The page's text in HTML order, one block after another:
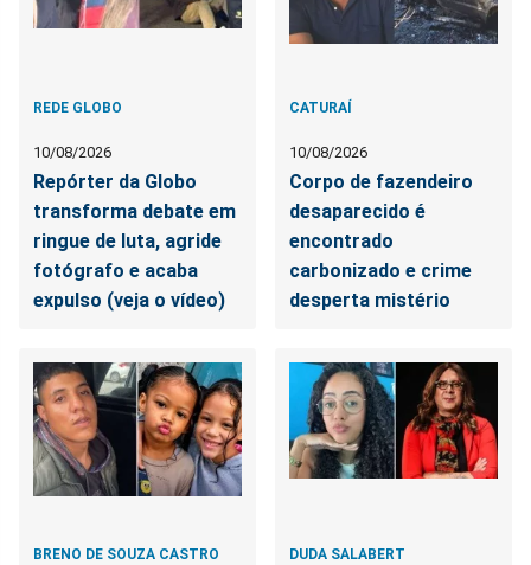
REDE GLOBO
10/08/2026
Repórter da Globo
transforma debate em
ringue de luta, agride
fotógrafo e acaba
expulso (veja o vídeo)
CATURAÍ
10/08/2026
Corpo de fazendeiro
desaparecido é
encontrado
carbonizado e crime
desperta mistério
BRENO DE SOUZA CASTRO DUDA SALABERT